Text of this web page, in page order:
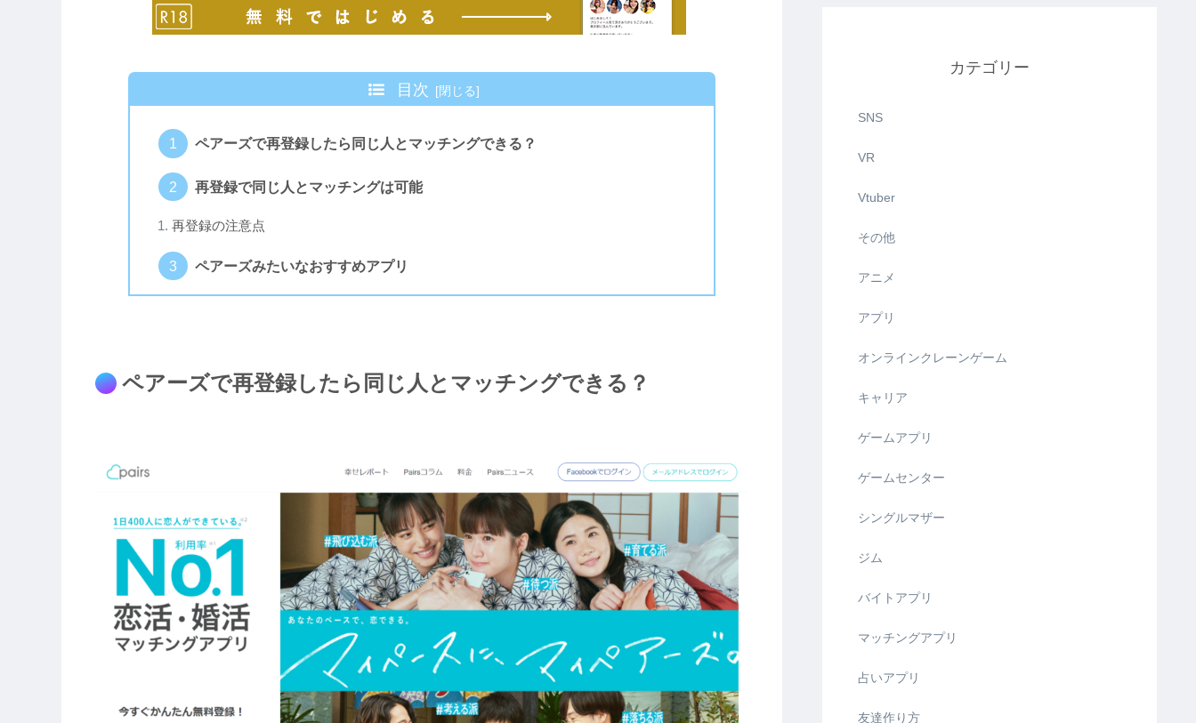
目次
ペアーズで再登録したら同じ人とマッチングできる？
再登録で同じ人とマッチングは可能
再登録の注意点
ペアーズみたいなおすすめアプリ
ペアーズで再登録したら同じ人とマッチングできる？
カテゴリー
SNS
VR
Vtuber
その他
アニメ
アプリ
オンラインクレーンゲーム
キャリア
ゲームアプリ
ゲームセンター
シングルマザー
ジム
バイトアプリ
マッチングアプリ
占いアプリ
友達作り方